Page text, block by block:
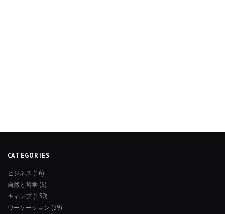
CATEGORIES
ビジネス (16)
自然と哲学 (6)
キャンプ(150)
ワーケーション (39)